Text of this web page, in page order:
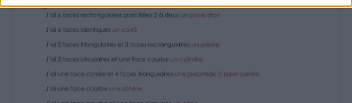
J’ai 6 faces rectangulaires parallèles 2 à deux
……………………………………………………
J’ai 6 faces identiques
………………………………………………………………………………….
J’ai 2 faces triangulaires et 3 faces
rectangulaires ……………………………………………….